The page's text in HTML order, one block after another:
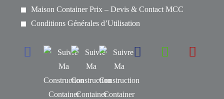
Maison Container Prix – Devis & Contact MCC
Conditions Générales d’Utilisation